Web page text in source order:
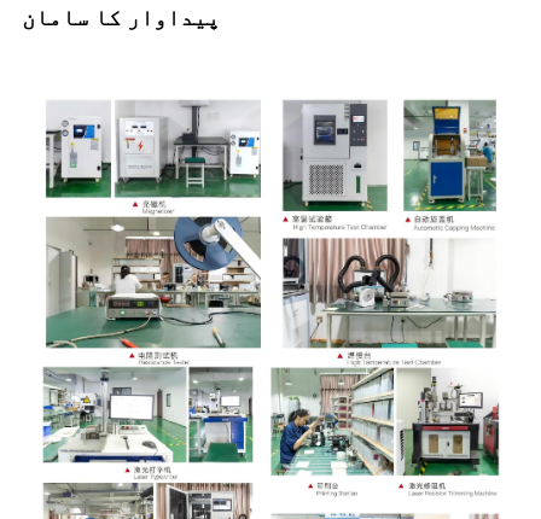
پیداوار کا سامان